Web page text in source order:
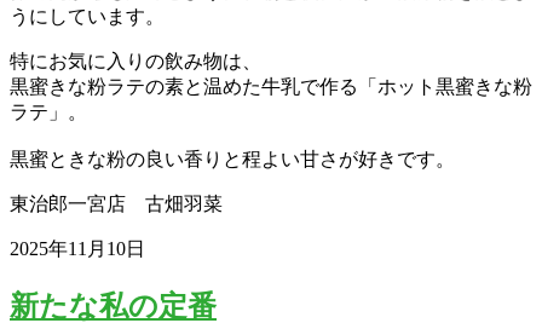
うにしています。
特にお気に入りの飲み物は、
黒蜜きな粉ラテの素と温めた牛乳で作る「ホット黒蜜きな粉
ラテ」。
黒蜜ときな粉の良い香りと程よい甘さが好きです。
東治郎一宮店 古畑羽菜
2025年11月10日
新たな私の定番